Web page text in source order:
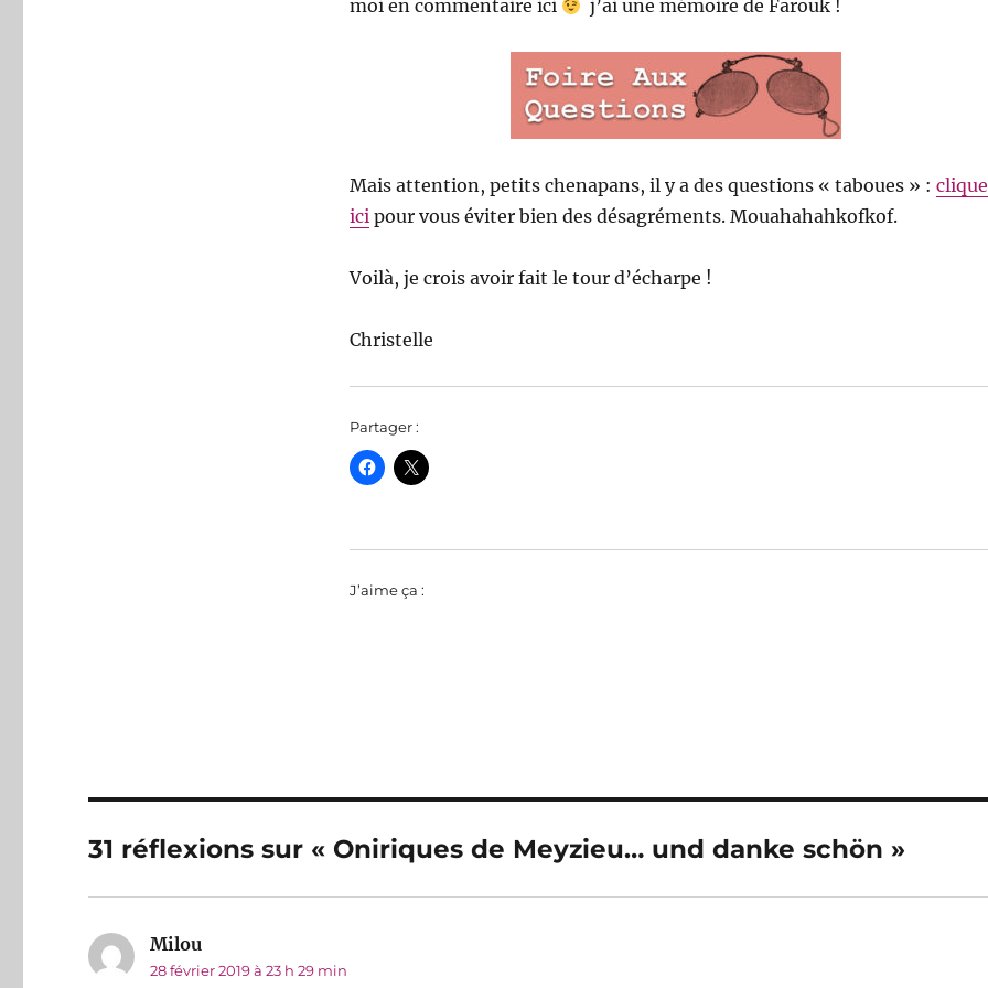
moi en commentaire ici j’ai une mémoire de Farouk !
Mais attention, petits chenapans, il y a des questions « taboues » :
icipour vous éviter bien des désagréments. Mouahahahkofkof.
Voilà, je crois avoir fait le tour d’écharpe !
Christelle
Partager :
J’aime ça :
31 réflexions sur « Oniriques de Meyzieu… und danke schön »
Milou
28 février 2019 à 23 h 29 min